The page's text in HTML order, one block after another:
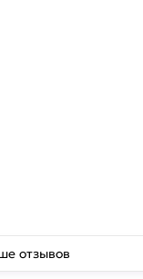
отзывов